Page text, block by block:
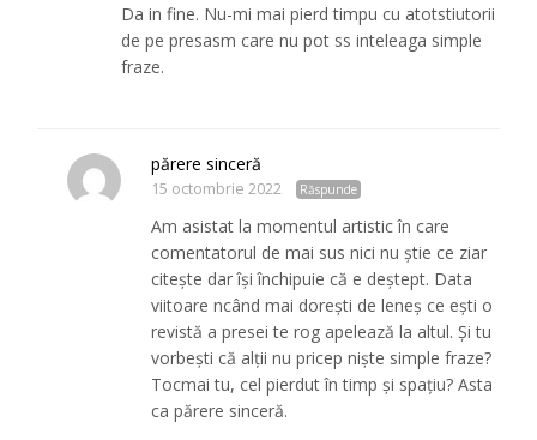
Da in fine. Nu-mi mai pierd timpu cu atotstiutorii
de pe presasm care nu pot ss inteleaga simple
fraze.
părere sinceră
15 octombrie 2022 Răspunde
Am asistat la momentul artistic în care
comentatorul de mai sus nici nu știe ce ziar
citește dar își închipuie că e deștept. Data
viitoare ncând mai dorești de leneș ce ești o
revistă a presei te rog apelează la altul. Și tu
vorbești că alții nu pricep niște simple fraze?
Tocmai tu, cel pierdut în timp și spațiu? Asta
ca părere sinceră.